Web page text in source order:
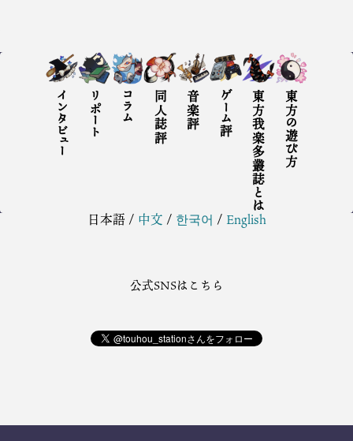
インタビュー リポート コラム 同人誌評 音楽評 ゲーム評 東方我楽多叢誌とは 東方の遊び方
日本語/ 中文 / 한국어 / English
公式SNSはこちら